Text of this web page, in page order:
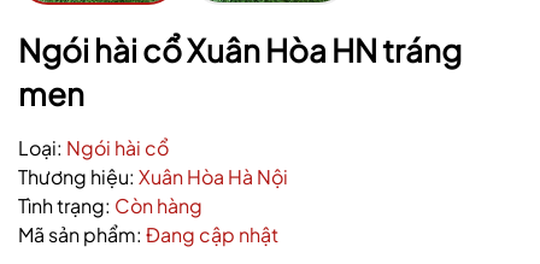
Ngói hài cổ Xuân Hòa HN tráng
men
Loại: Ngói hài cổ
Thương hiệu: Xuân Hòa Hà Nội
Tình trạng: Còn hàng
Mã sản phẩm: Đang cập nhật